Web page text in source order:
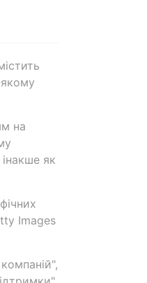
на
як
Images